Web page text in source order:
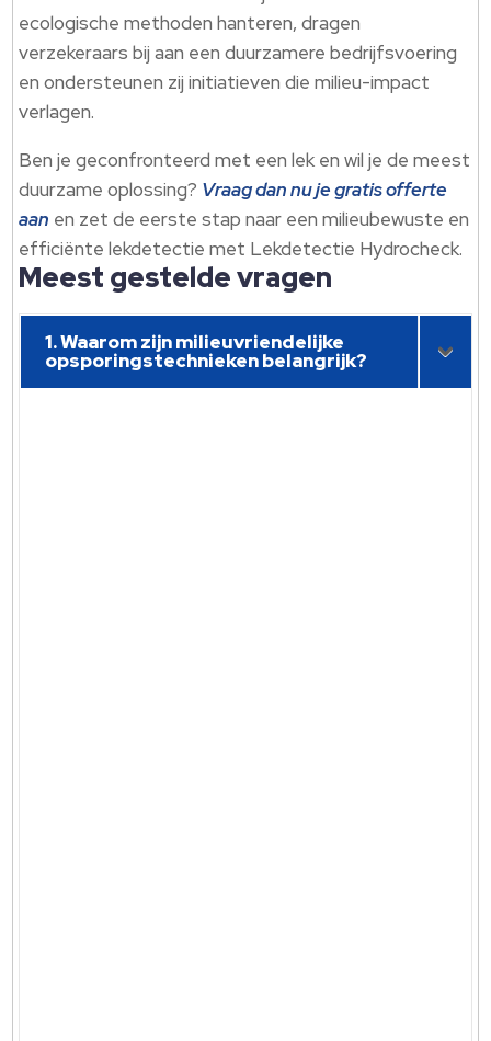
ecologische methoden hanteren, dragen
verzekeraars bij aan een duurzamere bedrijfsvoering
en ondersteunen zij initiatieven die milieu-impact
verlagen.
Ben je geconfronteerd met een lek en wil je de meest
duurzame oplossing? Vraag dan nu je gratis offerte
aan en zet de eerste stap naar een milieubewuste en
efficiënte lekdetectie met Lekdetectie Hydrocheck.
Meest gestelde vragen
1. Waarom zijn milieuvriendelijke
opsporingstechnieken belangrijk?